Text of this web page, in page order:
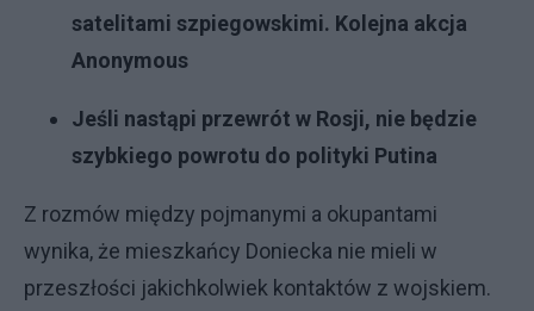
satelitami szpiegowskimi. Kolejna akcja
Anonymous
Jeśli nastąpi przewrót w Rosji, nie będzie
szybkiego powrotu do polityki Putina
Z rozmów między pojmanymi a okupantami
wynika, że mieszkańcy Doniecka nie mieli w
przeszłości jakichkolwiek kontaktów z wojskiem.